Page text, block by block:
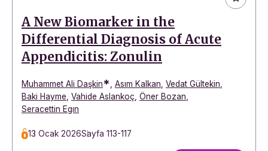
A New Biomarker in the
Differential Diagnosis of Acute
Appendicitis: Zonulin
Muhammet Ali Daşkin* Asım Kalkan Vedat Gültekin
Baki Hayme Vahide Aslankoç Öner Bozan
Seracettin Egın
13 Ocak 2026Sayfa 113-117